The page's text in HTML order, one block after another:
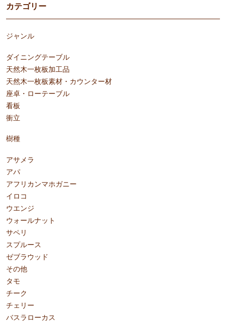
カテゴリー
ジャンル
ダイニングテーブル
天然木一枚板加工品
天然木一枚板素材・カウンター材
座卓・ローテーブル
看板
衝立
樹種
アサメラ
アパ
アフリカンマホガニー
イロコ
ウエンジ
ウォールナット
サペリ
スプルース
ゼブラウッド
その他
タモ
チーク
チェリー
バスラローカス